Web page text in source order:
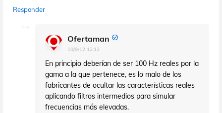
Responder
Ofertaman
10/8/12 12:13
En principio deberían de ser 100 Hz reales por la
gama a la que pertenece, es lo malo de los
fabricantes de ocultar las características reales
aplicando filtros intermedios para simular
frecuencias más elevadas.